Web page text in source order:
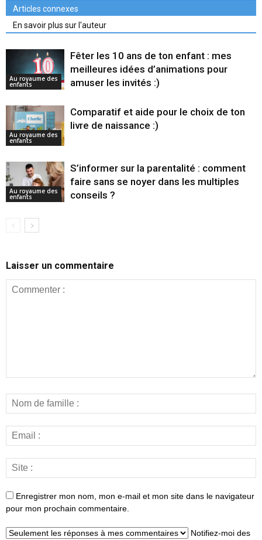
Articles connexes
En savoir plus sur l'auteur
Au royaume des
enfants
Fêter les 10 ans de ton enfant : mes
meilleures idées d’animations pour
amuser les invités :)
Au royaume des
enfants
Comparatif et aide pour le choix de ton
livre de naissance :)
Au royaume des
enfants
S’informer sur la parentalité : comment
faire sans se noyer dans les multiples
conseils ?
Laisser un commentaire
Enregistrer mon nom, mon e-mail et mon site dans le navigateur
pour mon prochain commentaire.
Notifiez-moi des